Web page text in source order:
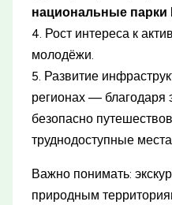
национальные парки
4. Рост интереса к
молодёжи.
5. Развитие
регионах — благодаря
безопасно
труднодоступные
Важно понимать:
природным